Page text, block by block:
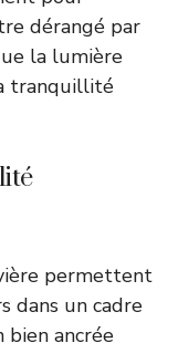
dérangé par
la lumière
tranquillité
permettent
dans un cadre
bien ancrée